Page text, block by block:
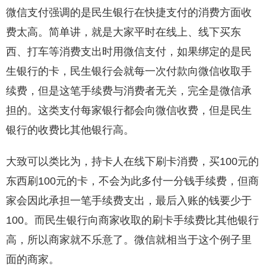
微信支付强调的是民生银行在快捷支付的消费方面收
费太高。简单讲，就是大家平时在线上、线下买东
西、打车等消费支出时用微信支付，如果绑定的是民
生银行的卡，民生银行会就每一次付款向微信收取手
续费，但是这笔手续费与消费者无关，完全是微信承
担的。这类支付每家银行都会向微信收费，但是民生
银行的收费比其他银行高。
大致可以类比为，持卡人在线下刷卡消费，买100元的
东西刷100元的卡，不会为此多付一分钱手续费，但商
家会因此承担一笔手续费支出，最后入账的钱要少于
100。而民生银行向商家收取的刷卡手续费比其他银行
高，所以商家就不乐意了。微信就相当于这个例子里
面的商家。